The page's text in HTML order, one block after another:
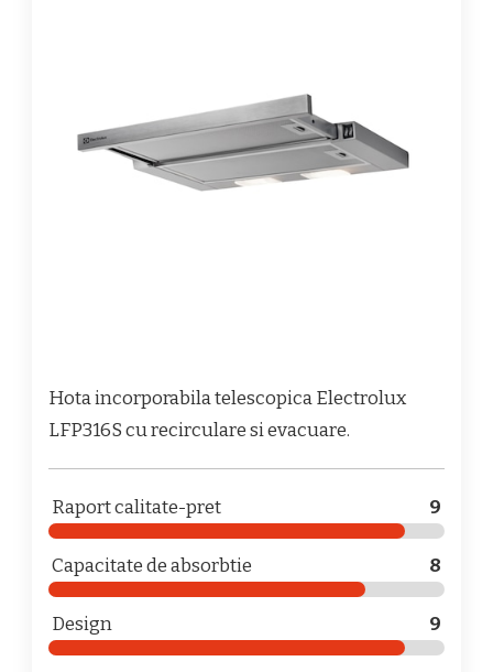
Hota incorporabila telescopica Electrolux
LFP316S cu recirculare si evacuare.
Raport calitate-pret 9
Capacitate de absorbtie 8
Design 9